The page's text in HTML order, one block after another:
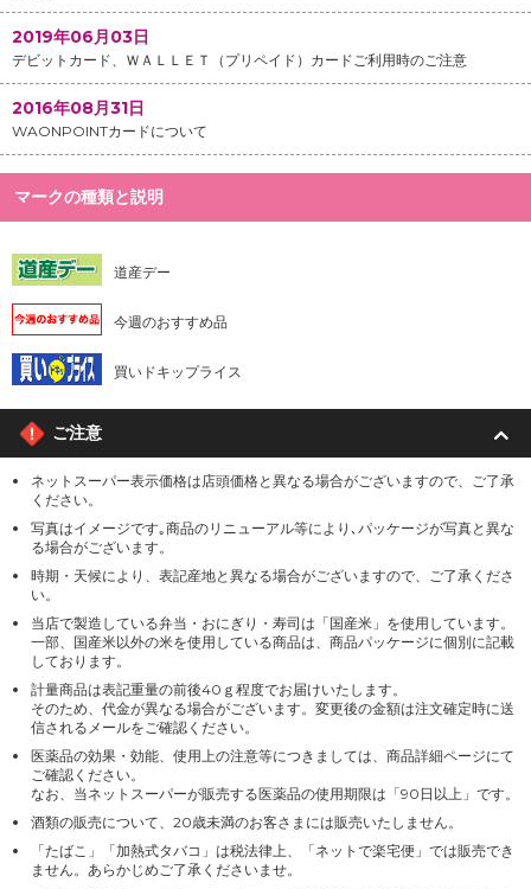
2019年06月03日
デビットカード、ＷＡＬＬＥＴ（プリペイド）カードご利用時のご注意
2016年08月31日
WAONPOINTカードについて
マークの種類と説明
道産デー
今週のおすすめ品
買いドキップライス
ご注意
ネットスーパー表示価格は店頭価格と異なる場合がございますので、ご了承
ください。
写真はイメージです｡商品のリニューアル等により､パッケージが写真と異な
る場合がございます。
時期・天候により、表記産地と異なる場合がございますので、ご了承くださ
い。
当店で製造している弁当・おにぎり・寿司は「国産米」を使用しています。
一部、国産米以外の米を使用している商品は、商品パッケージに個別に記載
しております。
計量商品は表記重量の前後40ｇ程度でお届けいたします。
そのため、代金が異なる場合がございます。変更後の金額は注文確定時に送
信されるメールをご確認ください。
医薬品の効果・効能、使用上の注意等につきましては、商品詳細ページにて
ご確認ください。
なお、当ネットスーパーが販売する医薬品の使用期限は「90日以上」です。
酒類の販売について、20歳未満のお客さまには販売いたしません。
「たばこ」「加熱式タバコ」は税法律上、「ネットで楽宅便」では販売でき
ません。あらかじめご了承くださいませ。